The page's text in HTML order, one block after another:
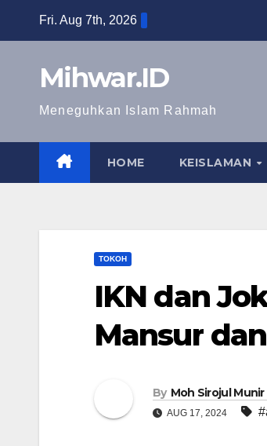
Fri. Aug 7th, 2026
Mihwar.ID
Meneguhkan Islam Rahmah
HOME KEISLAMAN
TOKOH
IKN dan
Mansur
By Moh Sirojul Munir
AUG 17, 2024